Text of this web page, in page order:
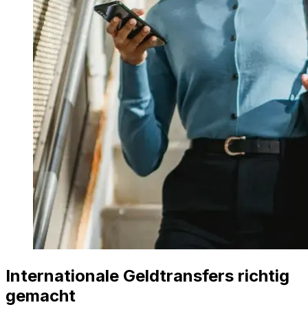
Internationale Geldtransfers richtig
gemacht